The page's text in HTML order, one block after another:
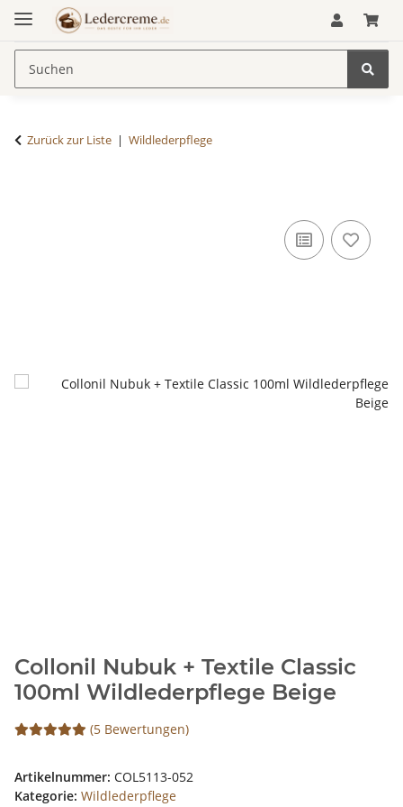
Zurück zur Liste Wildlederpflege
Collonil Nubuk + Textile Classic
100ml Wildlederpflege Beige
(5 Bewertungen)
Artikelnummer: COL5113-052
Kategorie: Wildlederpflege